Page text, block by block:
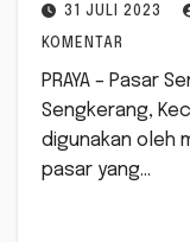
31 JULI 2023
KOMENTAR
PRAYA – Pasar
Sengkerang,
digunakan oleh
pasar yang…